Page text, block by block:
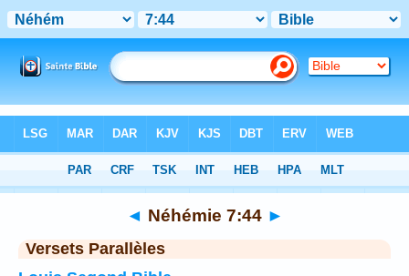
Chapitre 7 > Verset 44
◄ Néhémie 7:44 ►
Versets Parallèles